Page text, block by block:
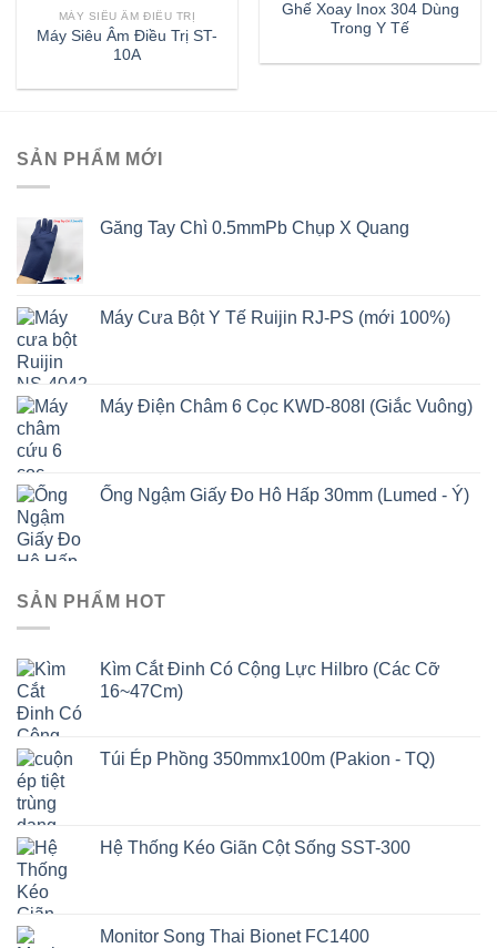
MÁY SIÊU ÂM ĐIỀU TRỊ
Máy Siêu Âm Điều Trị ST-
10A
Ghế Xoay Inox 304 Dùng
Trong Y Tế
SẢN PHẨM MỚI
Găng Tay Chì 0.5mmPb Chụp X Quang
Máy Cưa Bột Y Tế Ruijin RJ-PS (mới 100%)
Máy Điện Châm 6 Cọc KWD-808I (Giắc Vuông)
Ống Ngậm Giấy Đo Hô Hấp 30mm (Lumed - Ý)
SẢN PHẨM HOT
Kìm Cắt Đinh Có Cộng Lực Hilbro (Các Cỡ
16~47Cm)
Túi Ép Phồng 350mmx100m (Pakion - TQ)
Hệ Thống Kéo Giãn Cột Sống SST-300
Monitor Song Thai Bionet FC1400